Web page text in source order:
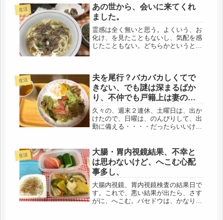
生活
あの世から、会いに来てくれ
ました。
霊感は全く無いと思う。よくいう、お
化け、を見たこともないし、気配を感
じたこともない。どちらかというと、
量の影響だったと思う。高校生の頃、
教...
生活
夫を尾行？バカバカしくてで
きない、でも謎は深まるばか
り、不仲でも戸籍上は妻の
座・・・三食焼きそば、三回
食べる？
久々の、週末２連休、土曜日は、出か
けたので、日曜は、のんびりして、出
勤に備える・・・・だったらいいけ
んであった餌が入荷したのと、爪切を
お願いしに、ゲージに入れて同行。
こ...
生活
大腸・胃内視鏡結果、不幸と
は思わないけど、へこむ心配
事多し、
大腸内視鏡、胃内視鏡検査の結果日で
す。これで、悪い結果が出たら、さす
がに、へこむ。バセドウは、かなり悪